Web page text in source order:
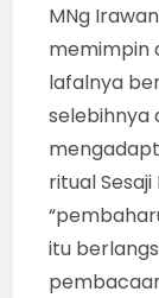
MNg
memimpin
lafalnya
selebihnya
ritual
itu